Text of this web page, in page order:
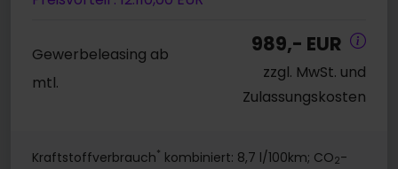
Gewerbeleasing ab
mtl.
989,- EUR
zzgl. MwSt. und
Zulassungskosten
Kraftstoffverbrauch* kombiniert: 8,7 l/100km; CO2-